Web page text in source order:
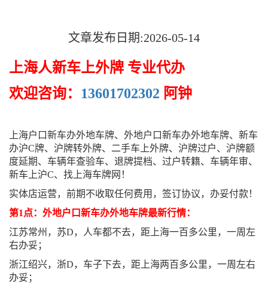
文章发布日期:2026-05-14
上海人新车上外牌 专业代办
欢迎咨询： 13601702302 阿钟
上海户口新车办外地车牌、外地户口新车办外地车牌、新车
办沪C牌、沪牌转外牌、二手车上外牌、沪牌过户、沪牌额
度延期、车辆年查验车、退牌提档、过户转籍、车辆年审、
新车上沪C、找上海车牌网！
实体店运营，前期不收取任何费用，签订协议，办妥付款！
第1点：外地户口新车办外地车牌最新行情：
江苏常州，苏D，人车都不去，距上海一百多公里，一周左
右办妥；
浙江绍兴，浙D，车子下去，距上海两百多公里，一周左右
办妥；